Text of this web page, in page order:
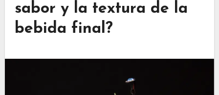
sabor y la textura de la
bebida final?